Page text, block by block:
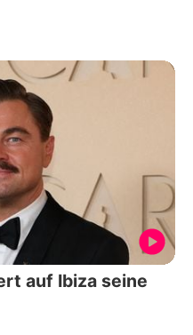
auf Ibiza seine